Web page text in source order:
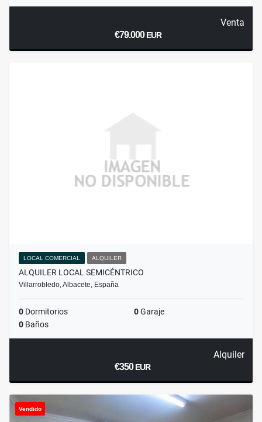
Venta
€79.000EUR
LOCAL COMERCIAL ALQUILER
ALQUILER LOCAL SEMICÉNTRICO
Villarrobledo, Albacete, España
0 Dormitorios 0Garaje
0 Baños
Alquiler
€350EUR
Vendido